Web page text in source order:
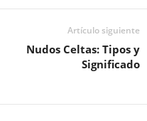
Artículo siguiente
Nudos Celtas: Tipos y
Significado